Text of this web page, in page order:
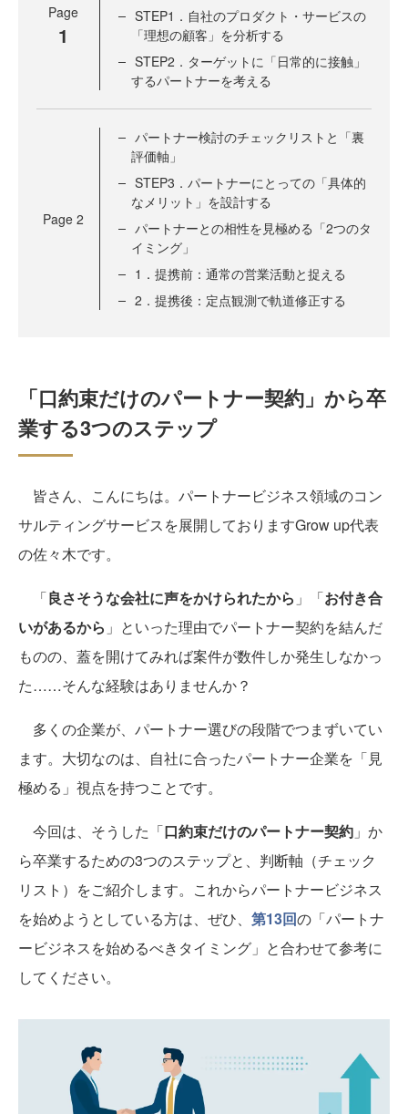
Page
1
STEP1．自社のプロダクト・サービスの
「理想の顧客」を分析する
STEP2．ターゲットに「日常的に接触」
するパートナーを考える
Page 2
パートナー検討のチェックリストと「裏
評価軸」
STEP3．パートナーにとっての「具体的
なメリット」を設計する
パートナーとの相性を見極める「2つのタ
イミング」
1．提携前：通常の営業活動と捉える
2．提携後：定点観測で軌道修正する
「口約束だけのパートナー契約」から卒
業する3つのステップ
皆さん、こんにちは。パートナービジネス領域のコン
サルティングサービスを展開しておりますGrow up代表
の佐々木です。
「良さそうな会社に声をかけられたから 」「お付き合
いがあるから 」といった理由でパートナー契約を結んだ
ものの、蓋を開けてみれば案件が数件しか発生しなかっ
た……そんな経験はありませんか？
多くの企業が、パートナー選びの段階でつまずいてい
ます。大切なのは、自社に合ったパートナー企業を「見
極める」視点を持つことです。
今回は、そうした「口約束だけのパートナー契約 」か
ら卒業するための3つのステップと、判断軸（チェック
リスト）をご紹介します。これからパートナービジネス
を始めようとしている方は、ぜひ、 第13回の「パートナ
ービジネスを始めるべきタイミング」と合わせて参考に
してください。